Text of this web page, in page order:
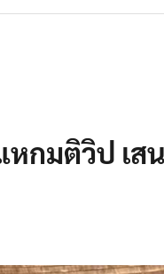
หกมติวิป เ